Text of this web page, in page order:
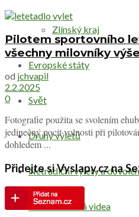
Zlínský kraj
Evropské státy
Svět
Druhy výletů
Netradiční výlety a
Cestovatelská videa
Pilotem sportovního
všechny milovníky
od jchvapil
2.2.2025
0
Fotografie použita se svolením
jedinečný pocit volnosti při
dohledem ...
Přidejte si Vyslapy.cz na